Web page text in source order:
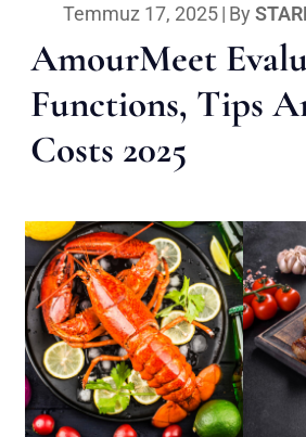
Temmuz 17, 2025| By
AmourMeet
Functions, Tips
Costs 2025